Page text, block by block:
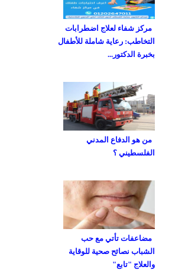
مركز شفاء لعلاج اضطرابات
التخاطب: رعاية شاملة للأطفال
بخبرة الدكتور...
من هو الدفاع المدني
الفلسطيني ؟
مضاعفات تأتي مع حب
الشباب نصائح صحية للوقاية
والعلاج "تابع"